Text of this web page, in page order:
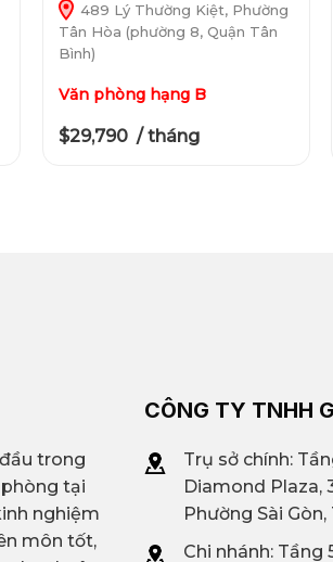
489 Lý Thường Kiệt, Phường
Tân Hòa (phường 8, Quận Tân
Bình)
Văn phòng hạng B
$29,790 / tháng
trong
tại
nghiệm
môn tốt,
CÔNG TY TNHH
Trụ sở chính:
Diamond Plaza,
Phường Sài Gòn,
Chi nhánh: Tầng